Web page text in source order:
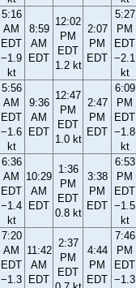
5:16
AM
EDT
−1.9
kt
8:59
AM
EDT
12:02
PM
EDT
1.2 kt
2:07
PM
EDT
5:27
PM
EDT
−2.1
kt
5:56
AM
EDT
−1.6
kt
9:36
AM
EDT
12:47
PM
EDT
1.0 kt
2:47
PM
EDT
6:09
PM
EDT
−1.8
kt
6:36
AM
EDT
−1.4
kt
10:29
AM
EDT
1:36
PM
EDT
0.8 kt
3:38
PM
EDT
6:53
PM
EDT
−1.5
kt
7:20
AM
EDT
−1.3
11:42
AM
EDT
2:37
PM
EDT
4:44
PM
EDT
7:46
PM
EDT
−1.3